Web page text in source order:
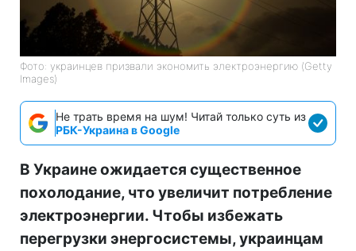
Фото: украинцев призвали экономить электроэнергию (Getty
Images)
Не трать время на шум! Читай только суть из
РБК-Украина в Google
В Украине ожидается существенное
похолодание, что увеличит потребление
электроэнергии. Чтобы избежать
перегрузки энергосистемы, украинцам